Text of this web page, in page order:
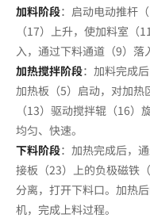
加料阶段：启动电动推杆
（17）上升，使加料室（
入，通过下料通道（9）落
加热搅拌阶段：加料完成
加热板（5）启动，对加热
（13）驱动搅拌辊（16
均匀、快速。
下料阶段：加热完成后，
接板（23）上的负极磁铁
分离，打开下料口。加热
机，完成上料过程。